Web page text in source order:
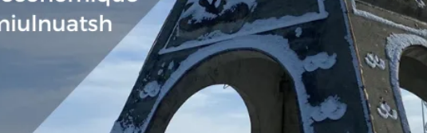
administrative)
en bref
Calendrier des
Changements
Inscription en ligne
Calendrier des
Changements
Inscription en ligne